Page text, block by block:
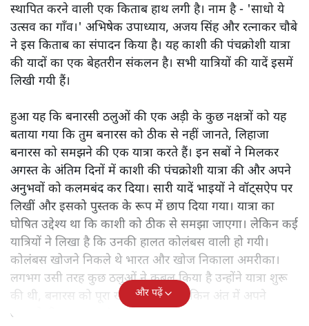
स्थापित करने वाली एक किताब हाथ लगी है। नाम है - 'साधो ये
उत्सव का गाँव।' अभिषेक उपाध्याय, अजय सिंह और रत्नाकर चौबे
ने इस किताब का संपादन किया है। यह काशी की पंचक्रोशी यात्रा
की यादों का एक बेहतरीन संकलन है। सभी यात्रियों की यादें इसमें
लिखी गयी हैं।
हुआ यह कि बनारसी ठलुओं की एक अड़ी के कुछ नक्षत्रों को यह
बताया गया कि तुम बनारस को ठीक से नहीं जानते, लिहाजा
बनारस को समझने की एक यात्रा करते हैं। इन सबों ने मिलकर
अगस्त के अंतिम दिनों में काशी की पंचक्रोशी यात्रा की और अपने
अनुभवों को कलमबंद कर दिया। सारी यादें भाइयों ने वॉट्सऐप पर
लिखीं और इसको पुस्तक के रूप में छाप दिया गया। यात्रा का
घोषित उद्देश्य था कि काशी को ठीक से समझा जाएगा। लेकिन कई
यात्रियों ने लिखा है कि उनकी हालत कोलंबस वाली हो गयी।
कोलंबस खोजने निकले थे भारत और खोज निकाला अमरीका।
लगभग उसी तरह कुछ ठलुओं ने कुबूल किया है उन्होंने यात्रा शुरू
की थी, बनारस को पूरा खोजने के लिए लेकिन अंत में अपने
आपको ही समझकर संतुष्ट हो गए।
और पढ़ें